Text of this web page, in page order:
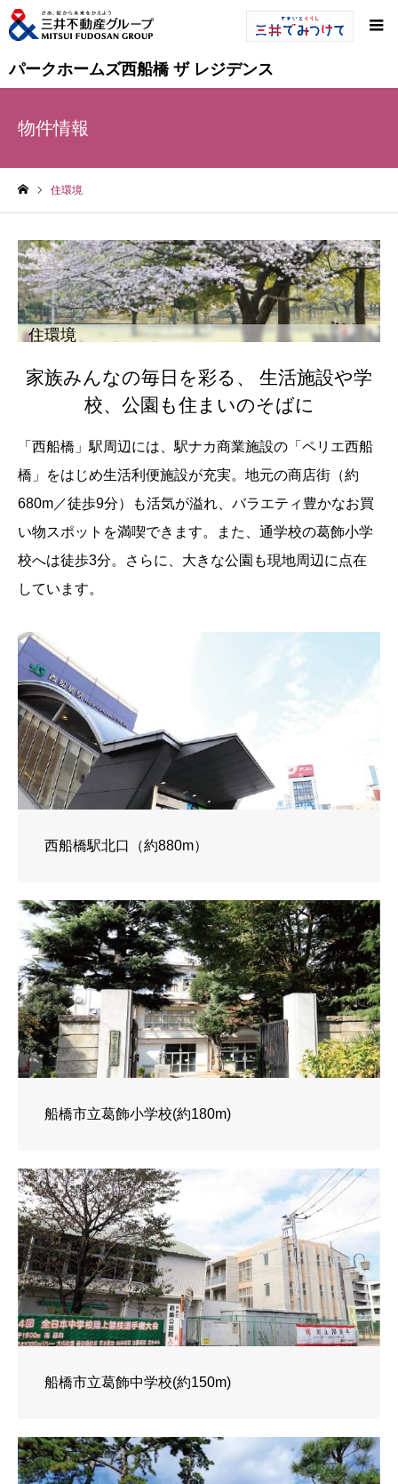
パークホームズ西船橋 ザ レジデンス
物件情報
住環境
住環境
家族みんなの毎日を彩る、 生活施設や学
校、公園も住まいのそばに
「西船橋」駅周辺には、駅ナカ商業施設の「ペリエ西船
橋」をはじめ生活利便施設が充実。地元の商店街（約
680m／徒歩9分）も活気が溢れ、バラエティ豊かなお買
い物スポットを満喫できます。また、通学校の葛飾小学
校へは徒歩3分。さらに、大きな公園も現地周辺に点在
しています。
西船橋駅北口（約880m）
船橋市立葛飾小学校(約180m)
船橋市立葛飾中学校(約150m)